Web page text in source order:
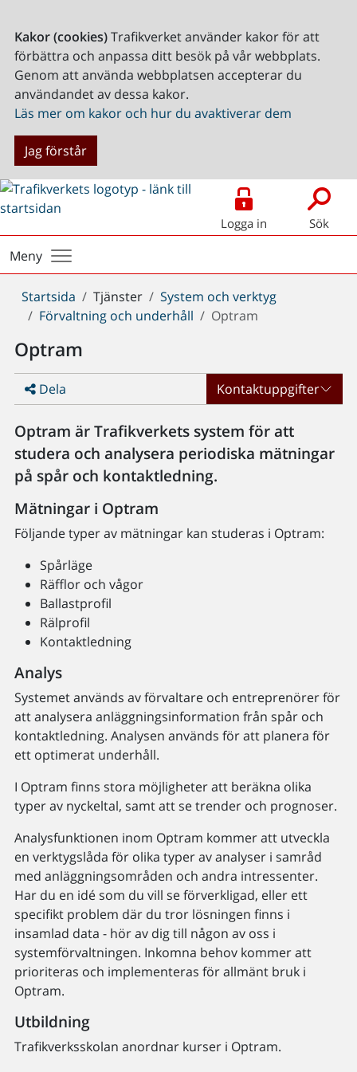
Kakor (cookies)Trafikverket använder kakor för att
förbättra och anpassa ditt besök på vår webbplats.
Genom att använda webbplatsen accepterar du
användandet av dessa kakor.
Läs mer om kakor och hur du avaktiverar dem
Jag förstår
Logga in Sök
Meny
Du
är
Startsida Tjänster
System och verktyg
Förvaltning och underhåll
Optram
Optram
Dela Kontaktuppgifter
Optram är Trafikverkets system för att
studera och analysera periodiska mätningar
på spår och kontaktledning.
Mätningar i Optram
Följande typer av mätningar kan studeras i Optram:
Spårläge
Räfflor och vågor
Ballastprofil
Rälprofil
Kontaktledning
Analys
Systemet används av förvaltare och entreprenörer för
att analysera anläggningsinformation från spår och
kontaktledning. Analysen används för att planera för
ett optimerat underhåll.
I Optram finns stora möjligheter att beräkna olika
typer av nyckeltal, samt att se trender och prognoser.
Analysfunktionen inom Optram kommer att utveckla
en verktygslåda för olika typer av analyser i samråd
med anläggningsområden och andra intressenter.
Har du en idé som du vill se förverkligad, eller ett
specifikt problem där du tror lösningen finns i
insamlad data - hör av dig till någon av oss i
systemförvaltningen. Inkomna behov kommer att
prioriteras och implementeras för allmänt bruk i
Optram.
Utbildning
Trafikverksskolan anordnar kurser i Optram.